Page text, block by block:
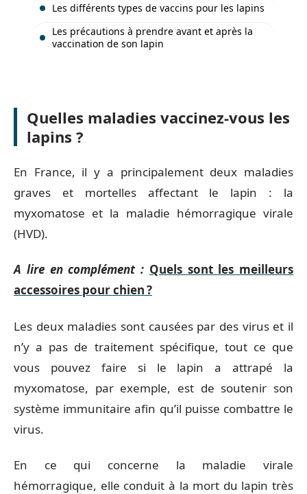
Les différents types de vaccins pour les lapins
Les précautions à prendre avant et après la
vaccination de son lapin
Quelles maladies vaccinez-vous les
lapins ?
En France, il y a principalement deux maladies
graves et mortelles affectant le lapin : la
myxomatose et la maladie hémorragique virale
(HVD).
A lire en complément : Quels sont les meilleurs
accessoires pour chien ?
Les deux maladies sont causées par des virus et il
n’y a pas de traitement spécifique, tout ce que
vous pouvez faire si le lapin a attrapé la
myxomatose, par exemple, est de soutenir son
système immunitaire afin qu’il puisse combattre le
virus.
En ce qui concerne la maladie virale
hémorragique, elle conduit à la mort du lapin très